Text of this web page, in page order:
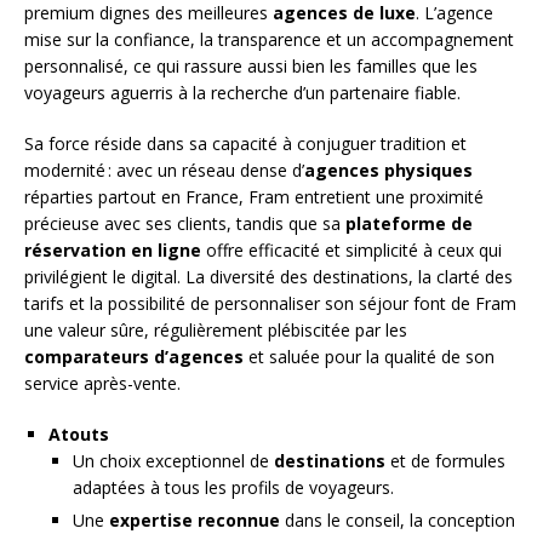
premium dignes des meilleures agences de luxe. L’agence
mise sur la confiance, la transparence et un accompagnement
personnalisé, ce qui rassure aussi bien les familles que les
voyageurs aguerris à la recherche d’un partenaire fiable.
Sa force réside dans sa capacité à conjuguer tradition et
modernité : avec un réseau dense d’agences physiques
réparties partout en France, Fram entretient une proximité
précieuse avec ses clients, tandis que sa plateforme de
réservation en ligne offre efficacité et simplicité à ceux qui
privilégient le digital. La diversité des destinations, la clarté des
tarifs et la possibilité de personnaliser son séjour font de Fram
une valeur sûre, régulièrement plébiscitée par les
comparateurs d’agences et saluée pour la qualité de son
service après-vente.
Atouts
Un choix exceptionnel de destinations et de formules
adaptées à tous les profils de voyageurs.
Une expertise reconnue dans le conseil, la conception